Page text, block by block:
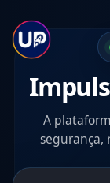
A
segurança,